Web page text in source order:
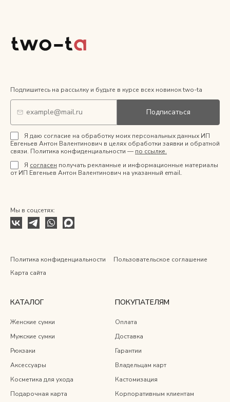
Подпишитесь на рассылку и будьте в курсе всех новинок two-ta
Подписаться
Я даю согласие на обработку моих персональных данных ИП
Евгеньев Антон Валентинович в целях обработки заявки и обратной
связи. Политика конфиденциальности — по ссылке.
Я согласен получать рекламные и информационные материалы
от ИП Евгеньев Антон Валентинович на указанный email.
Мы в соцсетях:
Политика конфиденциальности
Пользовательское соглашение
Карта сайта
КАТАЛОГ
Женские сумки
Мужские сумки
Рюкзаки
Аксессуары
Косметика для ухода
Подарочная карта
ПОКУПАТЕЛЯМ
Оплата
Доставка
Гарантии
Владельцам карт
Кастомизация
Корпоративным клиентам